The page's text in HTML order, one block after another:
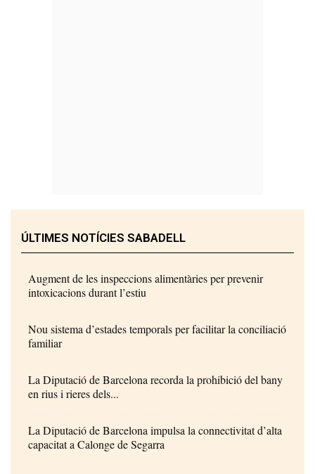
ÚLTIMES NOTÍCIES SABADELL
Augment de les inspeccions alimentàries per prevenir
intoxicacions durant l’estiu
Nou sistema d’estades temporals per facilitar la conciliació
familiar
La Diputació de Barcelona recorda la prohibició del bany
en rius i rieres dels...
La Diputació de Barcelona impulsa la connectivitat d’alta
capacitat a Calonge de Segarra